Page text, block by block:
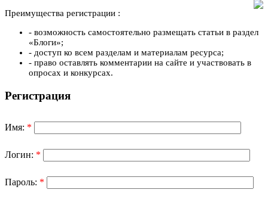
Преимущества регистрации :
- возможность самостоятельно размещать статьи в раздел
«Блоги»;
- доступ ко всем разделам и материалам ресурса;
- право оставлять комментарии на сайте и участвовать в
опросах и конкурсах.
Регистрация
Имя: *
Логин: *
Пароль: *